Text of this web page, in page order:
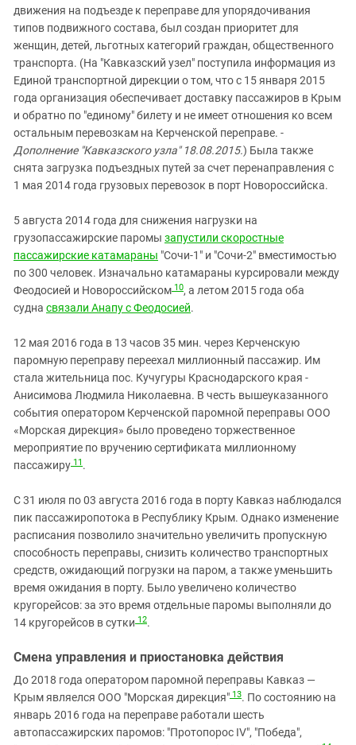
движения на подъезде к переправе для упорядочивания
типов подвижного состава, был создан приоритет для
женщин, детей, льготных категорий граждан, общественного
транспорта. (На "Кавказский узел" поступила информация из
Единой транспортной дирекции о том, что с 15 января 2015
года организация обеспечивает доставку пассажиров в Крым
и обратно по "единому" билету и не имеет отношения ко всем
остальным перевозкам на Керченской переправе. -
Дополнение "Кавказского узла" 18.08.2015.) Была также
снята загрузка подъездных путей за счет перенаправления с
1 мая 2014 года грузовых перевозок в порт Новороссийска.
5 августа 2014 года для снижения нагрузки на
грузопассажирские паромы запустили скоростные
пассажирские катамараны "Сочи-1" и "Сочи-2" вместимостью
по 300 человек. Изначально катамараны курсировали между
Феодосией и Новороссийском 10, а летом 2015 года оба
судна связали Анапу с Феодосией.
12 мая 2016 года в 13 часов 35 мин. через Керченскую
паромную переправу переехал миллионный пассажир. Им
стала жительница пос. Кучугуры Краснодарского края -
Анисимова Людмила Николаевна. В честь вышеуказанного
события оператором Керченской паромной переправы ООО
«Морская дирекция» было проведено торжественное
мероприятие по вручению сертификата миллионному
пассажиру 11 .
С 31 июля по 03 августа 2016 года в порту Кавказ наблюдался
пик пассажиропотока в Республику Крым. Однако изменение
расписания позволило значительно увеличить пропускную
способность переправы, снизить количество транспортных
средств, ожидающий погрузки на паром, а также уменьшить
время ожидания в порту. Было увеличено количество
кругорейсов: за это время отдельные паромы выполняли до
14 кругорейсов в сутки 12.
Смена управления и приостановка действия
До 2018 года оператором паромной переправы Кавказ —
Крым являелся ООО "Морская дирекция" 13. По состоянию на
январь 2016 года на переправе работали шесть
автопассажирских паромов: "Протопорос IV", "Победа",